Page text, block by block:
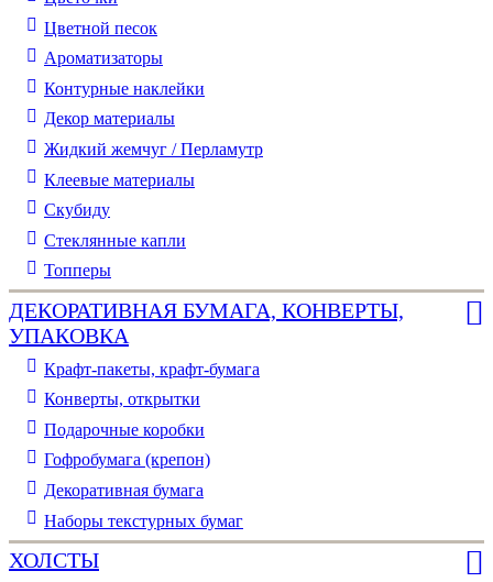
Цветной песок
Ароматизаторы
Контурные наклейки
Декор материалы
Жидкий жемчуг / Перламутр
Клеевые материалы
Скубиду
Стеклянные капли
Топперы
ДЕКОРАТИВНАЯ БУМАГА, КОНВЕРТЫ,
УПАКОВКА
Крафт-пакеты, крафт-бумага
Конверты, открытки
Подарочные коробки
Гофробумага (крепон)
Декоративная бумага
Наборы текстурных бумаг
ХОЛСТЫ